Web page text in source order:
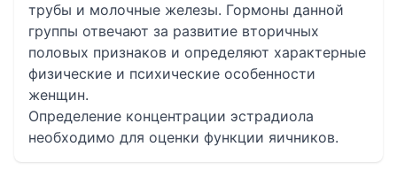
трубы и молочные железы. Гормоны данной
группы отвечают за развитие вторичных
половых признаков и определяют характерные
физические и психические особенности
женщин.
Определение концентрации эстрадиола
необходимо для оценки функции яичников.